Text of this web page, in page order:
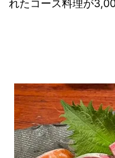
れたコース料理が